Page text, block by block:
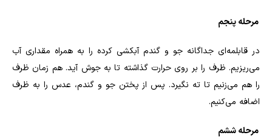
مرحله پنجم
در قابلمه‌ای جداگانه جو و گندم آبکشی کرده را به همراه مقداری آب
می‌ریزیم. ظرف را بر روی حرارت گذاشته تا به جوش آید. هم زمان ظرف
را هم می‌زنیم تا ته نگیرد. پس از پختن جو و گندم، عدس را به ظرف
اضافه می‌کنیم.
مرحله ششم